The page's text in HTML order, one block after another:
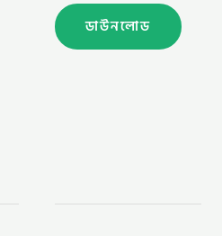
ডাউনলোড